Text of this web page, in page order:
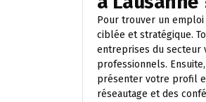
Pour trouver un emploi
ciblée et stratégique.
entreprises du secteur
professionnels.
présenter votre profil
réseautage et des